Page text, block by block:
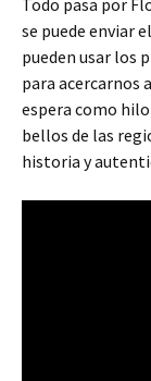
Todo pasa por
se puede enviar
pueden usar los
para acercarnos
espera como
bellos de las
historia y